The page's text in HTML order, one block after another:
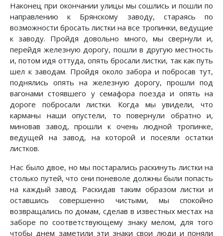
Наконец при окончании улицы мы сошлись и пошли по
направлению к Брянскому заводу, стараясь по
возможности бросать листки на все тропинки, ведущие
к заводу. Пройдя довольно много, мы свернули и,
перейдя железную дорогу, пошли в другую местность
и, потом идя оттуда, опять бросали листки, так как путь
шел к заводам. Пройдя около забора и побросав тут,
поднялись опять на железную дорогу, прошли под
вагонами стоявшего у семафора поезда и опять на
дороге побросали листки. Когда мы увидели, что
карманы наши опустели, то повернули обратно и,
миновав завод, прошли к очень людной тропинке,
ведущей на завод, на которой и посеяли остатки
листков.
Нас было двое, но мы постарались раскинуть листки на
столько путей, что они поневоле должны были попасть
на каждый завод. Раскидав таким образом листки и
оставшись совершенно чистыми, мы спокойно
возвращались по домам, сделав в известных местах на
заборе по соответствующему знаку мелом, для того
чтобы днем заметили эти знаки свои люди и поняли